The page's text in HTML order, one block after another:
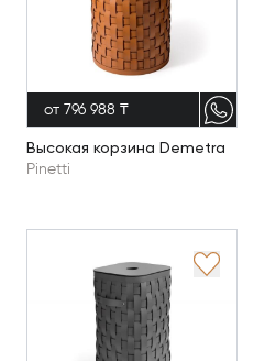
от 796 988 ₸
Высокая корзина Demetra
Pinetti